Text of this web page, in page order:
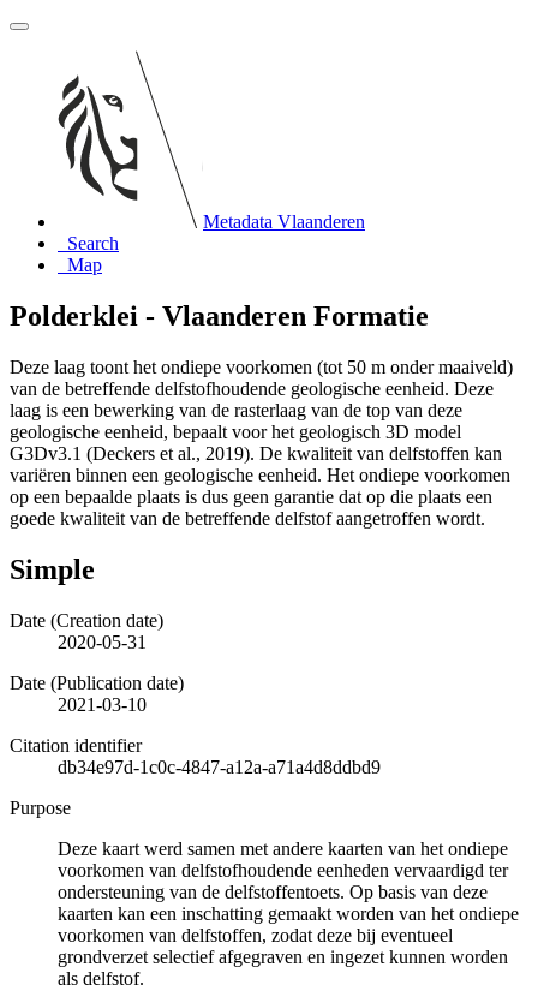
Metadata Vlaanderen
Search
Map
Polderklei - Vlaanderen Formatie
Deze laag toont het ondiepe voorkomen (tot 50 m onder maaiveld)
van de betreffende delfstofhoudende geologische eenheid. Deze
laag is een bewerking van de rasterlaag van de top van deze
geologische eenheid, bepaalt voor het geologisch 3D model
G3Dv3.1 (Deckers et al., 2019). De kwaliteit van delfstoffen kan
variëren binnen een geologische eenheid. Het ondiepe voorkomen
op een bepaalde plaats is dus geen garantie dat op die plaats een
goede kwaliteit van de betreffende delfstof aangetroffen wordt.
Simple
Date (Creation date)
2020-05-31
Date (Publication date)
2021-03-10
Citation identifier
db34e97d-1c0c-4847-a12a-a71a4d8ddbd9
Purpose
Deze kaart werd samen met andere kaarten van het ondiepe
voorkomen van delfstofhoudende eenheden vervaardigd ter
ondersteuning van de delfstoffentoets. Op basis van deze
kaarten kan een inschatting gemaakt worden van het ondiepe
voorkomen van delfstoffen, zodat deze bij eventueel
grondverzet selectief afgegraven en ingezet kunnen worden
als delfstof.